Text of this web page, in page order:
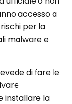
accesso a
per la
malware e
di fare le
installare la